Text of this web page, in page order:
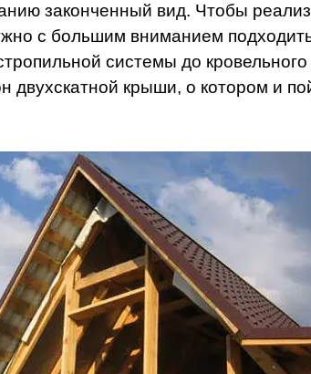
законченный вид. Чтобы
с большим вниманием подходить
системы до
двухскатной крыши, о котором и